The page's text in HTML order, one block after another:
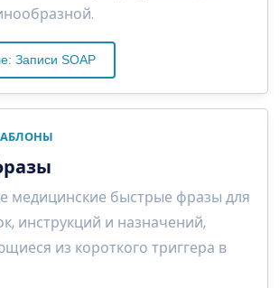
Записи SOAP
медицинские быстрые фразы для
инструкций и назначений,
из короткого триггера в